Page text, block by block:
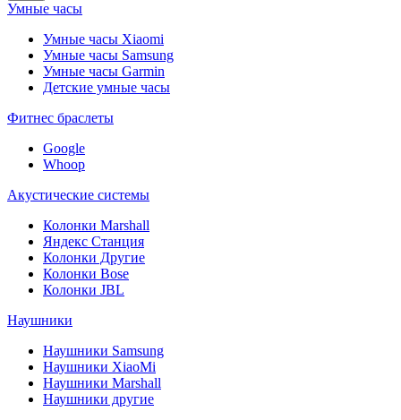
Умные часы
Умные часы Xiaomi
Умные часы Samsung
Умные часы Garmin
Детские умные часы
Фитнес браслеты
Google
Whoop
Акустические системы
Колонки Marshall
Яндекс Станция
Колонки Другие
Колонки Bose
Колонки JBL
Наушники
Наушники Samsung
Наушники XiaoMi
Наушники Marshall
Наушники другие